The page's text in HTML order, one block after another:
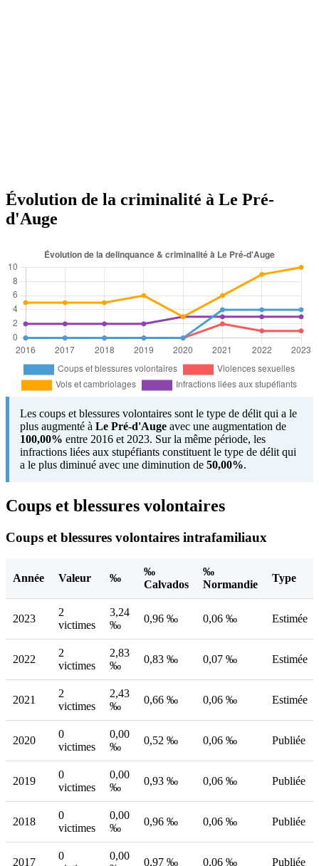
Évolution de la criminalité à Le Pré-
d'Auge
Les coups et blessures volontaires sont le type de délit qui a le
plus augmenté à Le Pré-d'Auge avec une augmentation de
100,00% entre 2016 et 2023. Sur la même période, les
infractions liées aux stupéfiants constituent le type de délit qui
a le plus diminué avec une diminution de 50,00%.
Coups et blessures volontaires
Coups et blessures volontaires intrafamiliaux
Année Valeur ‰
‰
Calvados
‰
Normandie
Type
2023
2
victimes
3,24
‰
0,96 ‰ 0,06 ‰ Estimée
2022
2
victimes
2,83
‰
0,83 ‰ 0,07 ‰ Estimée
2021
2
victimes
2,43
‰
0,66 ‰ 0,06 ‰ Estimée
2020
0
victimes
0,00
‰
0,52 ‰ 0,06 ‰ Publiée
2019
0
victimes
0,00
‰
0,93 ‰ 0,06 ‰ Publiée
2018
0
victimes
0,00
‰
0,96 ‰ 0,06 ‰ Publiée
2017
0
0,00
0,97 ‰ 0,06 ‰ Publiée